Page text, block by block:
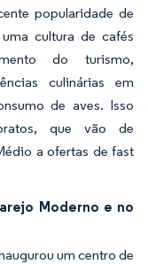
popularidade de
cultura de cafés
do turismo,
culinárias em
de aves. Isso
que vão de
a ofertas de fast
Moderno e no
um centro de